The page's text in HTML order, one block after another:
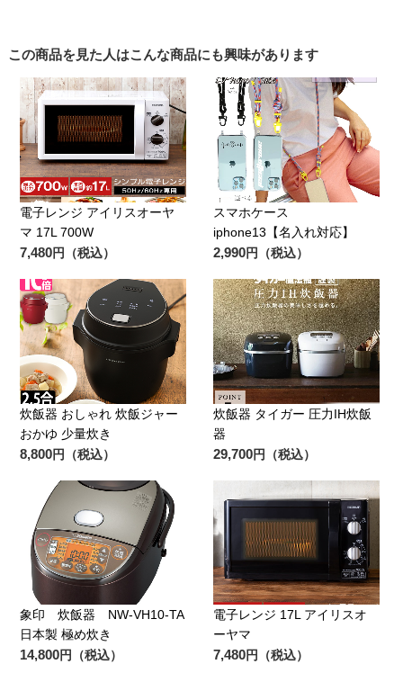
この商品を見た人はこんな商品にも興味があります
電子レンジ アイリスオーヤ
マ 17L 700W
7,480円（税込）
スマホケース
iphone13【名入れ対応】
2,990円（税込）
炊飯器 おしゃれ 炊飯ジャー
おかゆ 少量炊き
8,800円（税込）
炊飯器 タイガー 圧力IH炊飯
器
29,700円（税込）
象印 炊飯器 NW-VH10-TA
日本製 極め炊き
14,800円（税込）
電子レンジ 17L アイリスオ
ーヤマ
7,480円（税込）